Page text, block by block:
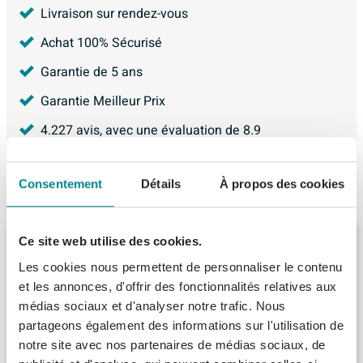
Consentement Détails À propos des cookies
Ce site web utilise des cookies.
Les cookies nous permettent de personnaliser le contenu
et les annonces, d'offrir des fonctionnalités relatives aux
médias sociaux et d'analyser notre trafic. Nous
partageons également des informations sur l'utilisation de
notre site avec nos partenaires de médias sociaux, de
Livraison sur rendez-vous
Achat 100% Sécurisé
Garantie de 5 ans
Garantie Meilleur Prix
4.227avis, avec une évaluation de 8.9
Saniclass Prime Armoire miroir -
80x63x16cm - incluant panneaux latéraux -
blanc mat
Livraison: 1 - 2 semaines
380,69